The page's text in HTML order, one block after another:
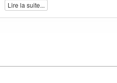
Lire la suite...